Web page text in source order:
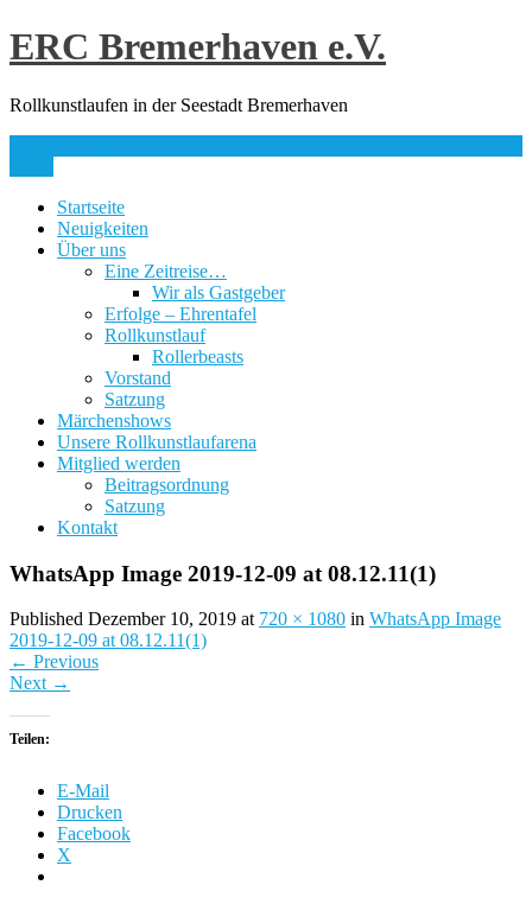
Skip
to
ERC Bremerhaven e.V.
Rollkunstlaufen in der Seestadt Bremerhaven
Startseite
Neuigkeiten
Über uns
Eine Zeitreise…
Wir als Gastgeber
Erfolge – Ehrentafel
Rollkunstlauf
Rollerbeasts
Vorstand
Satzung
Märchenshows
Unsere Rollkunstlaufarena
Mitglied werden
Beitragsordnung
Satzung
Kontakt
WhatsApp Image 2019-12-09 at 08.12.11(1)
Published Dezember 10, 2019 at 720 × 1080 in WhatsApp Image
2019-12-09 at 08.12.11(1)
← Previous
Next →
Teilen:
E-Mail
Drucken
Facebook
X